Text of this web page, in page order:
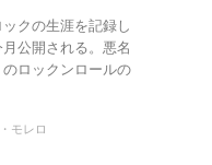
クの生涯を記録した新し
公開される。悪名高きミ
ロックンロールのアイコ
モレロ